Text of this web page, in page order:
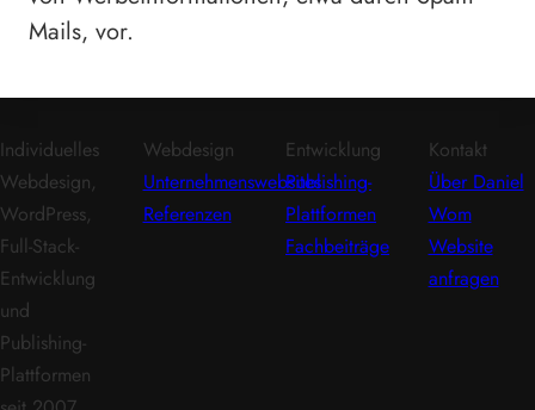
Mails, vor.
Individuelles
Webdesign,
WordPress,
Full-Stack-
Entwicklung
und
Publishing-
Plattformen
Webdesign
Unternehmenswebsites
Referenzen
Entwicklung
Publishing-
Plattformen
Fachbeiträge
Kontakt
Über Daniel
Wom
Website
anfragen